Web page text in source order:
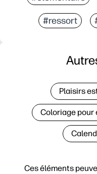
#ressort
Ces éléments
Plaisirs
Coloriage pour